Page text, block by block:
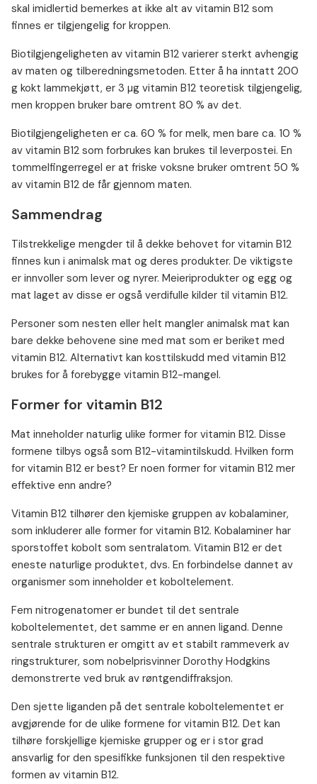
skal imidlertid bemerkes at ikke alt av vitamin B12 som
finnes er tilgjengelig for kroppen.
Biotilgjengeligheten av vitamin B12 varierer sterkt avhengig
av maten og tilberedningsmetoden. Etter å ha inntatt 200
g kokt lammekjøtt, er 3 µg vitamin B12 teoretisk tilgjengelig,
men kroppen bruker bare omtrent 80 % av det.
Biotilgjengeligheten er ca. 60 % for melk, men bare ca. 10 %
av vitamin B12 som forbrukes kan brukes til leverpostei. En
tommelfingerregel er at friske voksne bruker omtrent 50 %
av vitamin B12 de får gjennom maten.
Sammendrag
Tilstrekkelige mengder til å dekke behovet for vitamin B12
finnes kun i animalsk mat og deres produkter. De viktigste
er innvoller som lever og nyrer. Meieriprodukter og egg og
mat laget av disse er også verdifulle kilder til vitamin B12.
Personer som nesten eller helt mangler animalsk mat kan
bare dekke behovene sine med mat som er beriket med
vitamin B12. Alternativt kan kosttilskudd med vitamin B12
brukes for å forebygge vitamin B12-mangel.
Former for vitamin B12
Mat inneholder naturlig ulike former for vitamin B12. Disse
formene tilbys også som B12-vitamintilskudd. Hvilken form
for vitamin B12 er best? Er noen former for vitamin B12 mer
effektive enn andre?
Vitamin B12 tilhører den kjemiske gruppen av kobalaminer,
som inkluderer alle former for vitamin B12. Kobalaminer har
sporstoffet kobolt som sentralatom. Vitamin B12 er det
eneste naturlige produktet, dvs. En forbindelse dannet av
organismer som inneholder et koboltelement.
Fem nitrogenatomer er bundet til det sentrale
koboltelementet, det samme er en annen ligand. Denne
sentrale strukturen er omgitt av et stabilt rammeverk av
ringstrukturer, som nobelprisvinner Dorothy Hodgkins
demonstrerte ved bruk av røntgendiffraksjon.
Den sjette liganden på det sentrale koboltelementet er
avgjørende for de ulike formene for vitamin B12. Det kan
tilhøre forskjellige kjemiske grupper og er i stor grad
ansvarlig for den spesifikke funksjonen til den respektive
formen av vitamin B12.